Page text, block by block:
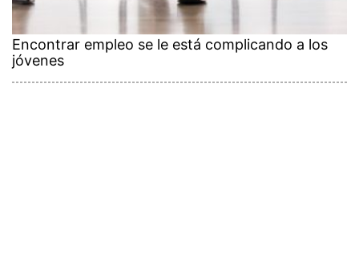
Encontrar empleo se le está complicando a los
jóvenes